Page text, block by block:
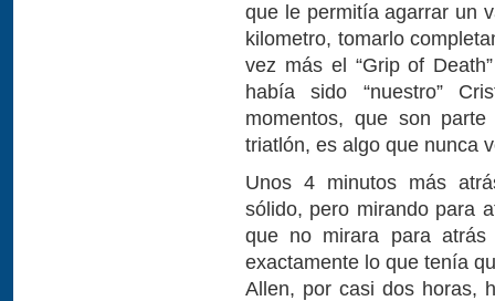
que le permitía agarrar un
kilometro, tomarlo
vez más el “Grip of
había sido “nuestro”
momentos, que son
triatlón, es algo que nunca
Unos 4 minutos más
sólido, pero mirando para
que no mirara para
exactamente lo que tenía
Allen, por casi dos horas,